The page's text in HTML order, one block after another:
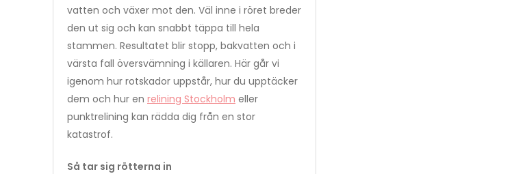
vatten och växer mot den. Väl inne i röret breder
den ut sig och kan snabbt täppa till hela
stammen. Resultatet blir stopp, bakvatten och i
värsta fall översvämning i källaren. Här går vi
igenom hur rotskador uppstår, hur du upptäcker
dem och hur en relining Stockholm eller
punktrelining kan rädda dig från en stor
katastrof.
Så tar sig rötterna in